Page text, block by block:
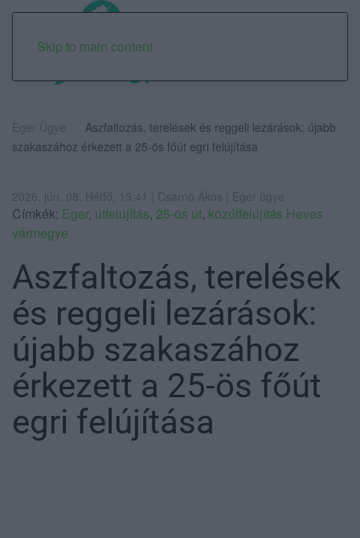
Skip to main content
Eger Ügye
Aszfaltozás, terelések és reggeli lezárások: újabb
szakaszához érkezett a 25-ös főút egri felújítása
2026. jún. 08. Hétfő, 15:41 | Csarnó Ákos | Eger ügye
Címkék: Eger, útfelújítás, 25-ös út, közútfelújítás Heves
vármegye
Aszfaltozás, terelések
és reggeli lezárások:
újabb szakaszához
érkezett a 25-ös főút
egri felújítása